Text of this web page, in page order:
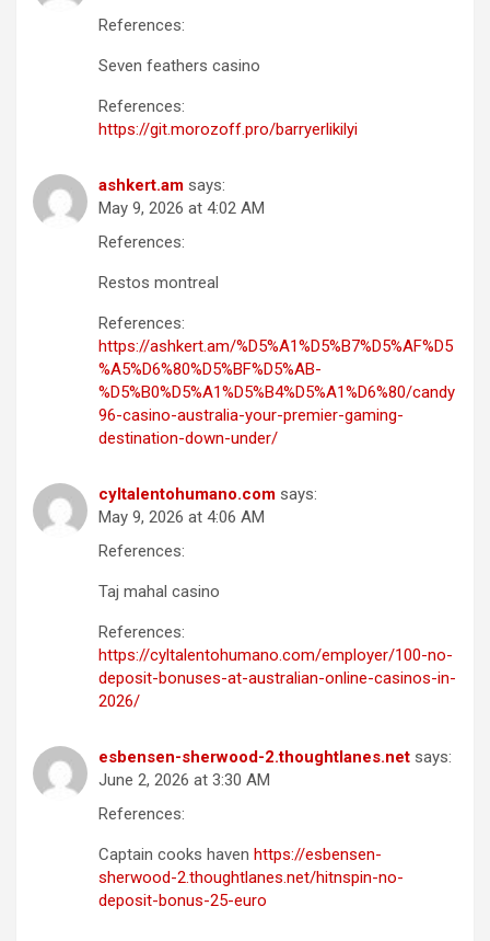
References:
Seven feathers casino
References:
https://git.morozoff.pro/barryerlikilyi
ashkert.am says:
May 9, 2026 at 4:02 AM
References:
Restos montreal
References:
https://ashkert.am/%D5%A1%D5%B7%D5%AF%D5
%A5%D6%80%D5%BF%D5%AB-
%D5%B0%D5%A1%D5%B4%D5%A1%D6%80/candy
96-casino-australia-your-premier-gaming-
destination-down-under/
cyltalentohumano.com says:
May 9, 2026 at 4:06 AM
References:
Taj mahal casino
References:
https://cyltalentohumano.com/employer/100-no-
deposit-bonuses-at-australian-online-casinos-in-
2026/
esbensen-sherwood-2.thoughtlanes.net says:
June 2, 2026 at 3:30 AM
References:
Captain cooks haven https://esbensen-
sherwood-2.thoughtlanes.net/hitnspin-no-
deposit-bonus-25-euro